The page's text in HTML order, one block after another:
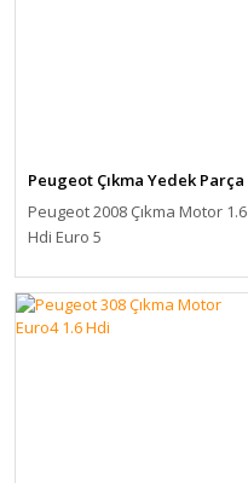
Peugeot Çıkma Yedek Parça
Peugeot 2008 Çıkma Motor 1.6
Hdi Euro 5